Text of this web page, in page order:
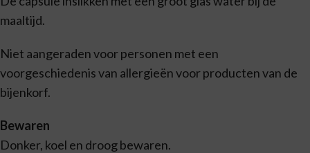
maaltijd.
Niet aangeraden voor personen met een
voorgeschiedenis van allergieën voor producten van de
bijenkorf.
Bewaren
Donker, koel en droog bewaren.